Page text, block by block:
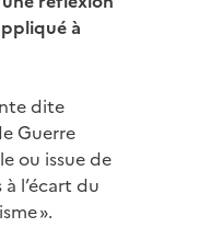
à
dite
Guerre
ou issue de
l’écart du
».